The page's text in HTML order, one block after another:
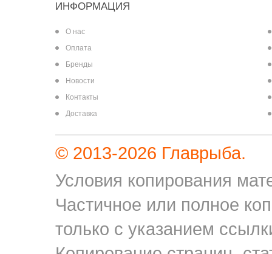
ИНФОРМАЦИЯ
О нас
Оплата
Бренды
Новости
Контакты
Доставка
© 2013-2026 Главрыба.
Условия копирования
Частичное или полное
только с указанием